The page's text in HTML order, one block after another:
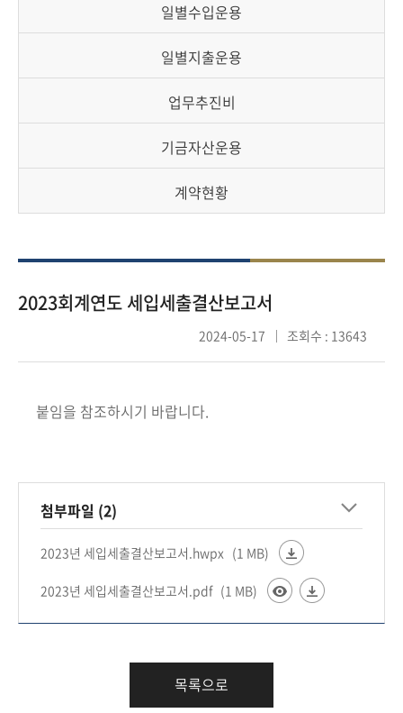
정
극
금
위
일별수입운용
일별지출운용
업무추진비
기금자산운용
계약현황
2023회계연도 세입세출결산보고서
2024-05-17 조회수 : 13643
붙임을 참조하시기 바랍니다.
첨부파일 (2)
2023년 세입세출결산보고서.hwpx (1 MB)
2023년 세입세출결산보고서.pdf (1 MB)
목록으로